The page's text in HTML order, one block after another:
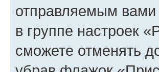
отправляемым
в группе настроек
сможете отменять